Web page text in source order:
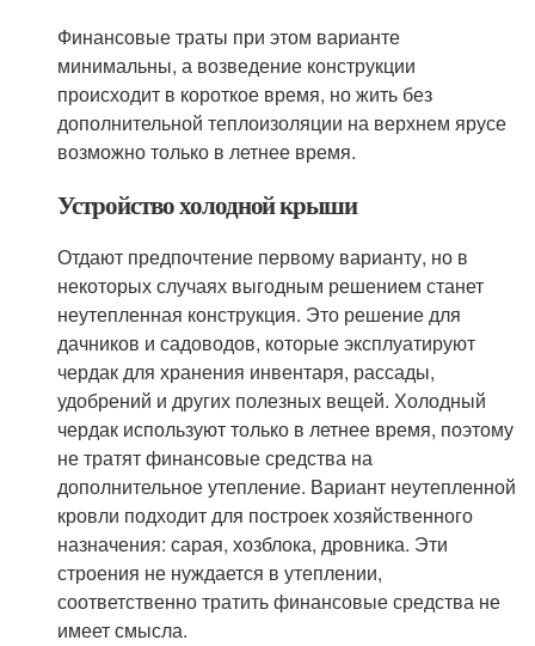
Финансовые траты при этом варианте
минимальны, а возведение конструкции
происходит в короткое время, но жить без
дополнительной теплоизоляции на верхнем ярусе
возможно только в летнее время.
Устройство холодной крыши
Отдают предпочтение первому варианту, но в
некоторых случаях выгодным решением станет
неутепленная конструкция. Это решение для
дачников и садоводов, которые эксплуатируют
чердак для хранения инвентаря, рассады,
удобрений и других полезных вещей. Холодный
чердак используют только в летнее время, поэтому
не тратят финансовые средства на
дополнительное утепление. Вариант неутепленной
кровли подходит для построек хозяйственного
назначения: сарая, хозблока, дровника. Эти
строения не нуждается в утеплении,
соответственно тратить финансовые средства не
имеет смысла.